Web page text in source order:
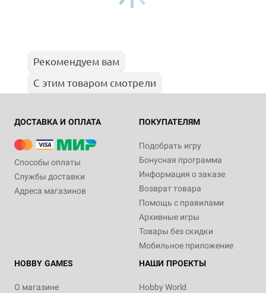
Рекомендуем вам
С этим товаром смотрели
ДОСТАВКА И ОПЛАТА
Способы оплаты
Службы доставки
Адреса магазинов
ПОКУПАТЕЛЯМ
Подобрать игру
Бонусная программа
Информация о заказе
Возврат товара
Помощь с правилами
Архивные игры
Товары без скидки
Мобильное приложение
HOBBY GAMES
О магазине
НАШИ ПРОЕКТЫ
Hobby World